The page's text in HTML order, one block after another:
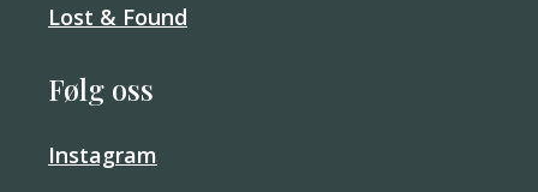
Lost & Found
Følg oss
Instagram